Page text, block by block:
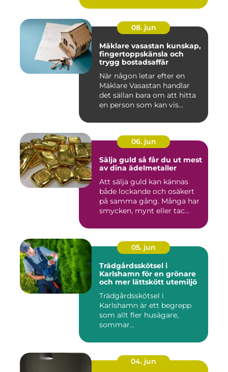
08. jun
Mäklare vasastan kunskap,
fingertoppskänsla och
trygg bostadsaffär
När någon letar efter en
Mäklare Vasastan handlar
det sällan bara om att hitta
en person som kan vis...
06. jun
Sälja guld så får du ut mest
av dina ädelmetaller
Att sälja guld kan kännas
både lockande och osäkert
på samma gång. Många har
smycken, mynt eller tac...
05. jun
Trädgårdsskötsel i
Karlshamn för en grönare
och mer lättskött utemiljö
Trädgårdsskötsel i
Karlshamn är ett begrepp
som allt fler husägare,
sommar...
04. jun